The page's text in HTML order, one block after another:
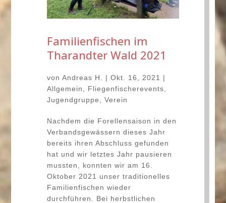
Familienfischen im
Tharandter Wald 2021
von Andreas H. | Okt. 16, 2021
|
Allgemein
Fliegenfischerevents
Jugendgruppe
Verein
Nachdem die Forellensaison in den
Verbandsgewässern dieses Jahr
bereits ihren Abschluss gefunden
hat und wir letztes Jahr pausieren
mussten, konnten wir am 16.
Oktober 2021 unser traditionelles
Familienfischen wieder
durchführen. Bei herbstlichen